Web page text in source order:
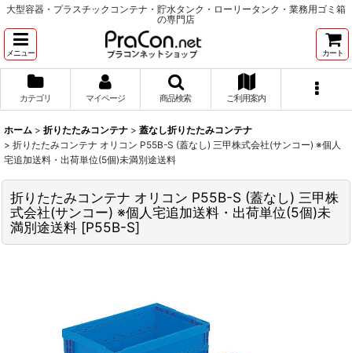
大型容器・プラスチックコンテナ・貯水タンク・ローリータンク・業務用ゴミ箱
の専門店
メニュー カート
カテゴリ マイページ 商品検索 ご利用案内
ホーム > 折りたたみコンテナ > 蓋なし折りたたみコンテナ
> 折りたたみコンテナ オリコン P55B-S (蓋なし) 三甲株式会社(サンコー) ※個人
宅追加送料・出荷単位(5個)未満別途送料
折りたたみコンテナ オリコン P55B-S (蓋なし) 三甲株
式会社(サンコー) ※個人宅追加送料・出荷単位(5個)未
満別途送料 [P55B-S]